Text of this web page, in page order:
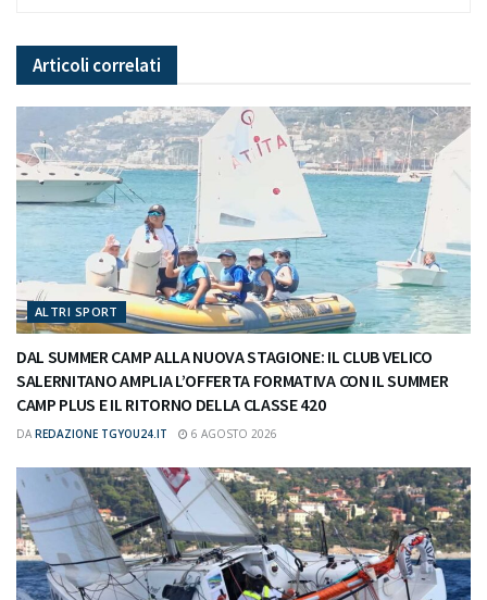
Articoli correlati
ALTRI SPORT
DAL SUMMER CAMP ALLA NUOVA STAGIONE: IL CLUB VELICO
SALERNITANO AMPLIA L’OFFERTA FORMATIVA CON IL SUMMER
CAMP PLUS E IL RITORNO DELLA CLASSE 420
DA REDAZIONE TGYOU24.IT 6 AGOSTO 2026